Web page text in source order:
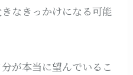
なきっかけになる可能
が本当に望んでいるこ